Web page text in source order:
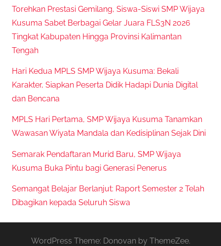
Torehkan Prestasi Gemilang, Siswa-Siswi SMP Wijaya
Kusuma Sabet Berbagai Gelar Juara FLS3N 2026
Tingkat Kabupaten Hingga Provinsi Kalimantan
Tengah
Hari Kedua MPLS SMP Wijaya Kusuma: Bekali
Karakter, Siapkan Peserta Didik Hadapi Dunia Digital
dan Bencana
MPLS Hari Pertama, SMP Wijaya Kusuma Tanamkan
Wawasan Wiyata Mandala dan Kedisiplinan Sejak Dini
Semarak Pendaftaran Murid Baru, SMP Wijaya
Kusuma Buka Pintu bagi Generasi Penerus
Semangat Belajar Berlanjut: Raport Semester 2 Telah
Dibagikan kepada Seluruh Siswa
WordPress Theme: Donovan by ThemeZee.